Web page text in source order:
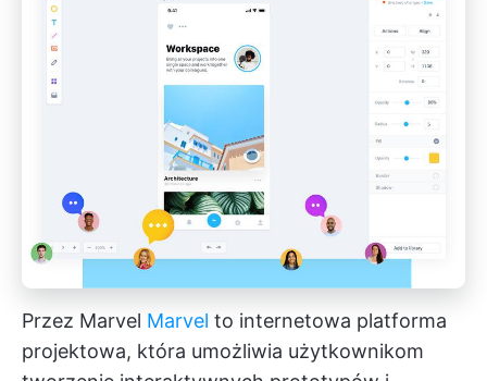
Przez Marvel Marvel to internetowa platforma
projektowa, która umożliwia użytkownikom